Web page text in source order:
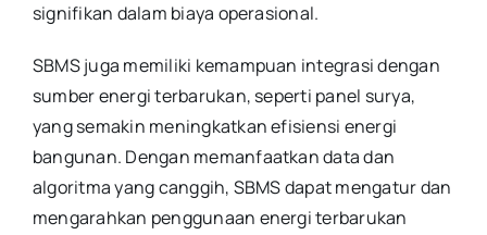
signifikan dalam biaya operasional.
SBMS juga memiliki kemampuan integrasi dengan
sumber energi terbarukan, seperti panel surya,
yang semakin meningkatkan efisiensi energi
bangunan. Dengan memanfaatkan data dan
algoritma yang canggih, SBMS dapat mengatur dan
mengarahkan penggunaan energi terbarukan